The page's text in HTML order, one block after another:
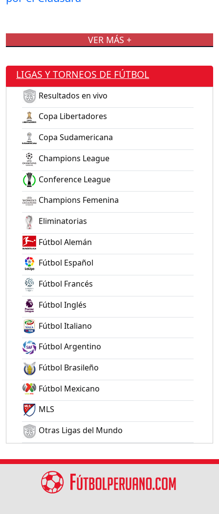
VER MÁS +
LIGAS Y TORNEOS DE FÚTBOL
Resultados en vivo
Copa Libertadores
Copa Sudamericana
Champions League
Conference League
Champions Femenina
Eliminatorias
Fútbol Alemán
Fútbol Español
Fútbol Francés
Fútbol Inglés
Fútbol Italiano
Fútbol Argentino
Fútbol Brasileño
Fútbol Mexicano
MLS
Otras Ligas del Mundo